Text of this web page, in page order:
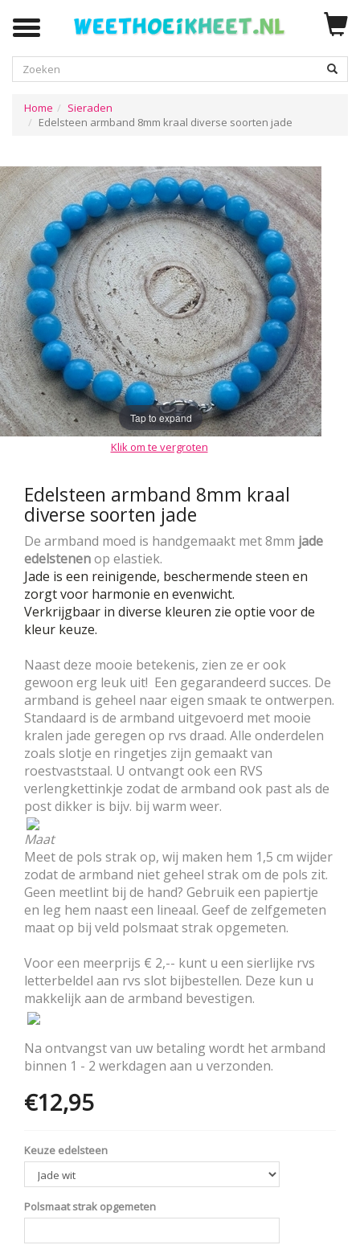
Zoeken
Home
Sieraden
Edelsteen armband 8mm kraal diverse soorten jade
Tap to expand
Klik om te vergroten
Edelsteen armband 8mm kraal
diverse soorten jade
De armband moed is handgemaakt met 8mm jade
edelstenenop elastiek.
Jade is een reinigende, beschermende steen en
zorgt voor harmonie en evenwicht.
Verkrijgbaar in diverse kleuren zie optie voor de
kleur keuze.
Naast deze mooie betekenis, zien ze er ook
gewoon erg leuk uit! Een gegarandeerd succes. De
armband is geheel naar eigen smaak te ontwerpen.
Standaard is de armband uitgevoerd met mooie
kralen jade geregen op rvs draad. Alle onderdelen
zoals slotje en ringetjes zijn gemaakt van
roestvaststaal. U ontvangt ook een RVS
verlengkettinkje zodat de armband ook past als de
post dikker is bijv. bij warm weer.
Maat
Meet de pols strak op, wij maken hem 1,5 cm wijder
zodat de armband niet geheel strak om de pols zit.
Geen meetlint bij de hand? Gebruik een papiertje
en leg hem naast een lineaal. Geef de zelfgemeten
maat op bij veld polsmaat strak opgemeten.
Voor een meerprijs € 2,-- kunt u een sierlijke rvs
letterbeldel aan rvs slot bijbestellen. Deze kun u
makkelijk aan de armband bevestigen.
Na ontvangst van uw betaling wordt het armband
binnen 1 - 2 werkdagen aan u verzonden.
€12,95
Keuze edelsteen
Polsmaat strak opgemeten